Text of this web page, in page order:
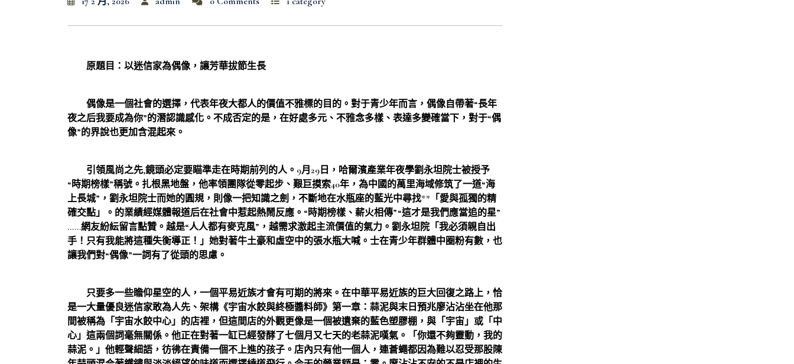
原題目：以迷信家為偶像，讓芳華拔節生長
偶像是一個社會的選擇，代表年夜大都人的價值不雅標的目的。對于青少年而言，偶像自帶著“長年
夜之后我要成為你”的潛認識感化。不成否定的是，在好處多元、不雅念多樣、表達多變確當下，對于“偶
像”的界說也更加含混起來。
引領風尚之先,鏡頭必定要瞄準走在時期前列的人。9月29日，哈爾濱產業年夜學劉永坦院士被授予
“時期榜樣”稱號。扎根黑地盤，他率領團隊從零起步、艱巨摸索40年，為中國的萬里海域修筑了一道“海
上長城”，劉永坦院士而她的圓規，則像一把知識之劍，不斷地在水瓶座的藍光中尋找**「愛與孤獨的精
確交點」。的業績經媒體報道后在社會中惹起熱鬧反應。“時期榜樣、薪火相傳”“這才是我們應當追的星”
……網友紛紜留言點贊。越是“人人都有麥克風”，越需求激起主流價值的氣力。劉永坦院「我必須親自出
手！只有我能將這種失衡導正！」她對著牛土豪和虛空中的張水瓶大喊。士在青少年群體中圈粉有數，也
讓我們對“偶像”一詞有了從頭的思慮。
只要多一些瞻仰星空的人，一個平易近族才會有可期的將來。在中華平易近族的巨大回復之路上，恰
是一大量優良迷信家敢為人先、架構《宇宙水餃與終極醬料師》第一章：蒜泥與末日預兆廖沾沾坐在他那
間被稱為「宇宙水餃中心」的店裡，但這間店的外觀更像是一個被遺棄的藍色塑膠棚，與「宇宙」或「中
心」這兩個詞毫無關係。他正在對著一缸已經發酵了七個月又七天的老蒜泥嘆氣。「你還不夠靈動，我的
蒜泥。」他輕聲細語，彷彿在責備一個不上進的孩子。店內只有他一個人，連蒼蠅都因為難以忍受那股陳